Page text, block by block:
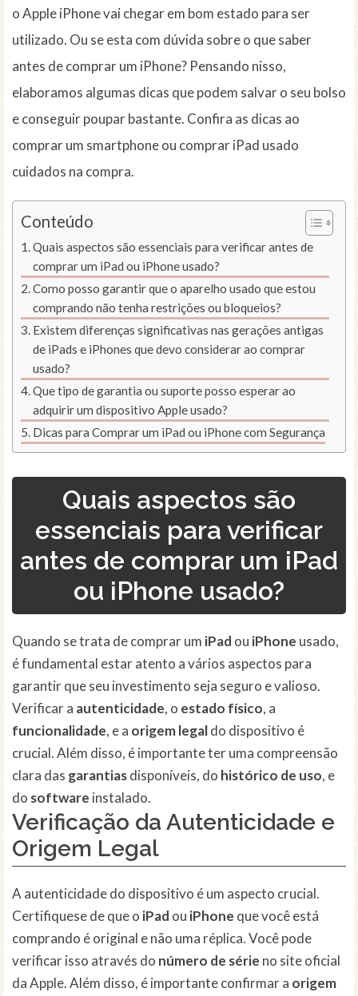
o Apple iPhone vai chegar em bom estado para ser
utilizado. Ou se esta com dúvida sobre o que saber
antes de comprar um iPhone? Pensando nisso,
elaboramos algumas dicas que podem salvar o seu bolso
e conseguir poupar bastante. Confira as dicas ao
comprar um smartphone ou comprar iPad usado
cuidados na compra.
Conteúdo
Quais aspectos são essenciais para verificar antes de
comprar um iPad ou iPhone usado?
Como posso garantir que o aparelho usado que estou
comprando não tenha restrições ou bloqueios?
Existem diferenças significativas nas gerações antigas
de iPads e iPhones que devo considerar ao comprar
usado?
Que tipo de garantia ou suporte posso esperar ao
adquirir um dispositivo Apple usado?
Dicas para Comprar um iPad ou iPhone com Segurança
Quais aspectos são
essenciais para verificar
antes de comprar um iPad
ou iPhone usado?
Quando se trata de comprar um iPad ou iPhone usado,
é fundamental estar atento a vários aspectos para
garantir que seu investimento seja seguro e valioso.
Verificar a autenticidade, o estado físico, a
funcionalidade, e a origem legaldo dispositivo é
crucial. Além disso, é importante ter uma compreensão
clara das garantiasdisponíveis, do histórico de uso, e
do software instalado.
Verificação da Autenticidade e
Origem Legal
A autenticidade do dispositivo é um aspecto crucial.
Certifiquese de que o iPad ou iPhone que você está
comprando é original e não uma réplica. Você pode
verificar isso através do número de série no site oficial
da Apple. Além disso, é importante confirmar a origem